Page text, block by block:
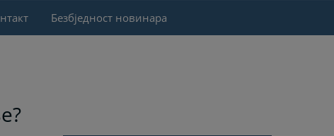
Безбjедност новинара